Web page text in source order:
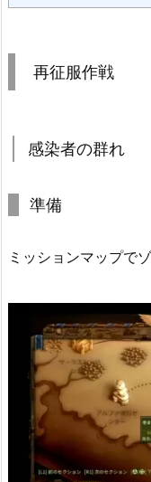
再征服作戦
感染者の群れ
準備
ミッションマップで